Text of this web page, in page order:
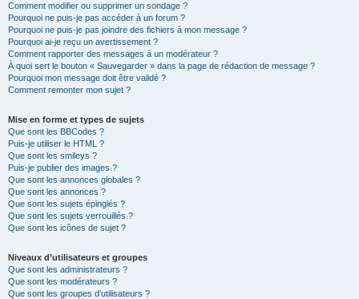
Comment modifier ou supprimer un sondage ?
Pourquoi ne puis-je pas accéder à un forum ?
Pourquoi ne puis-je pas joindre des fichiers à mon message ?
Pourquoi ai-je reçu un avertissement ?
Comment rapporter des messages à un modérateur ?
À quoi sert le bouton « Sauvegarder » dans la page de rédaction de message ?
Pourquoi mon message doit être validé ?
Comment remonter mon sujet ?
Mise en forme et types de sujets
Que sont les BBCodes ?
Puis-je utiliser le HTML ?
Que sont les smileys ?
Puis-je publier des images ?
Que sont les annonces globales ?
Que sont les annonces ?
Que sont les sujets épinglés ?
Que sont les sujets verrouillés ?
Que sont les icônes de sujet ?
Niveaux d’utilisateurs et groupes
Que sont les administrateurs ?
Que sont les modérateurs ?
Que sont les groupes d’utilisateurs ?